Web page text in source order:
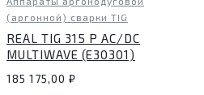
(аргонной) сварки TIG
REAL TIG 315 P AC/DC
MULTIWAVE (E30301)
185 175,00 ₽